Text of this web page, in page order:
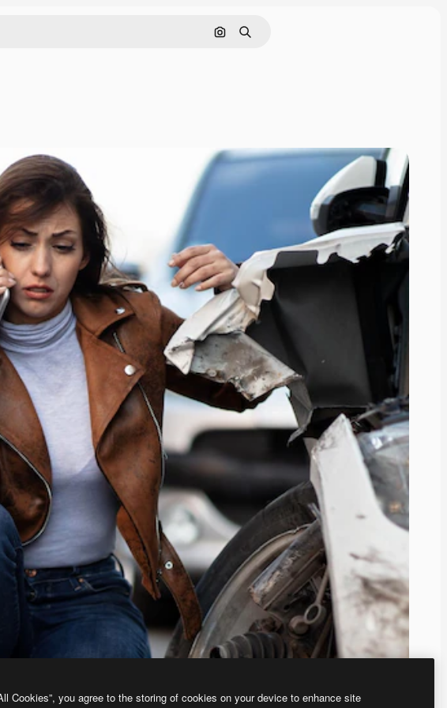
画像で検索
検索
Cookies”, you agree to the storing of cookies on your device to enhance site